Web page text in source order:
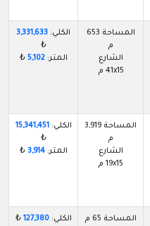
المساحة 653
م
الشارع
41x15 م
الكلي: 3,331,633
₺
المتر:5,102
₺
المساحة 3,919
م
الشارع
19x15 م
الكلي:15,341,451
₺
المتر:3,914
₺
المساحة 65 م
الكلي:127,380
₺